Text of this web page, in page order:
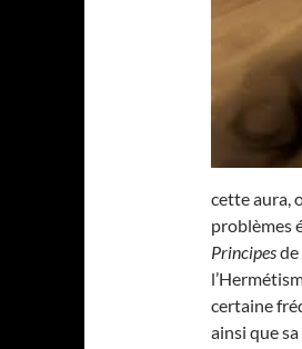
cette aura,
problèmes
Principesde
certaine
ainsi que